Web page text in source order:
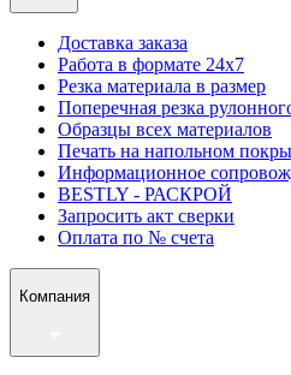
Доставка заказа
Работа в формате 24х7
Резка материала в размер
Поперечная резка
Образцы всех материалов
Печать на напольном
Информационное
BESTLY - РАСКРОЙ
Запросить акт сверки
Оплата по № счета
Компания